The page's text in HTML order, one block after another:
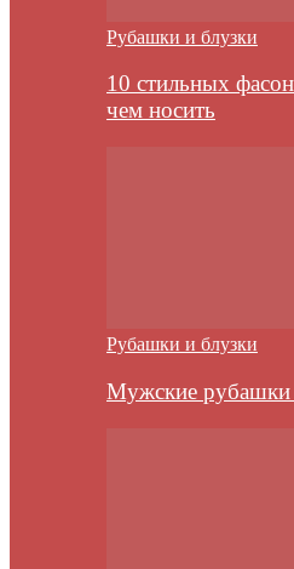
Рубашки и блузки
10 стильных
чем носить
Рубашки и блузки
Мужские